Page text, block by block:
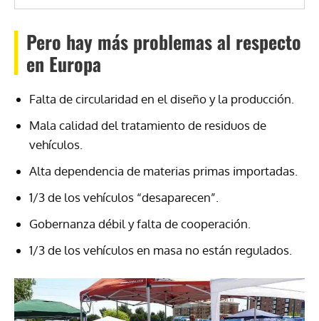
Pero hay más problemas al respecto
en Europa
Falta de circularidad en el diseño y la producción.
Mala calidad del tratamiento de residuos de
vehículos.
Alta dependencia de materias primas importadas.
1/3 de los vehículos “desaparecen”.
Gobernanza débil y falta de cooperación.
1/3 de los vehículos en masa no están regulados.